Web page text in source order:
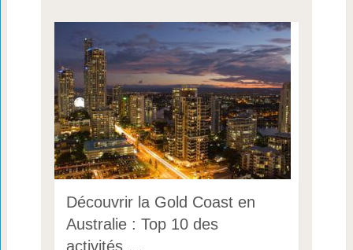
Découvrir la Gold Coast en
Australie : Top 10 des
activités …